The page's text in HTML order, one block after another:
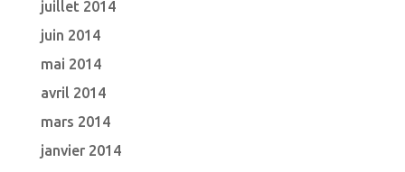
juillet 2014
juin 2014
mai 2014
avril 2014
mars 2014
janvier 2014